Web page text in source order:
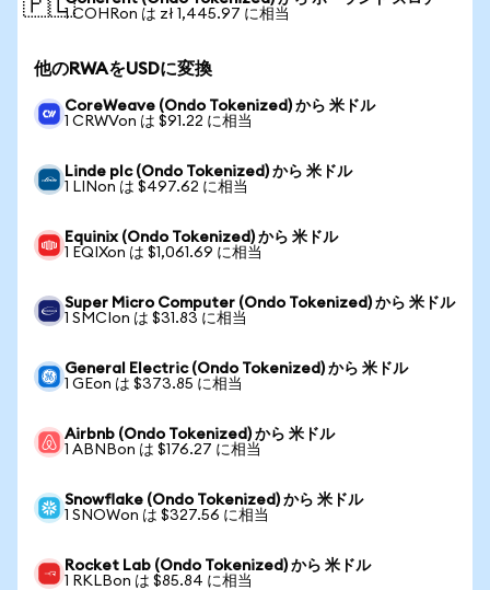
🇵🇱1 COHRon は zł 1,445.97 に相当
他のRWAをUSDに変換
CoreWeave (Ondo Tokenized) から 米ドル
1 CRWVon は $91.22 に相当
Linde plc (Ondo Tokenized) から 米ドル
1 LINon は $497.62 に相当
Equinix (Ondo Tokenized) から 米ドル
1 EQIXon は $1,061.69 に相当
Super Micro Computer (Ondo Tokenized) から 米ドル
1 SMCIon は $31.83 に相当
General Electric (Ondo Tokenized) から 米ドル
1 GEon は $373.85 に相当
Airbnb (Ondo Tokenized) から 米ドル
1 ABNBon は $176.27 に相当
Snowflake (Ondo Tokenized) から 米ドル
1 SNOWon は $327.56 に相当
Rocket Lab (Ondo Tokenized) から 米ドル
1 RKLBon は $85.84 に相当